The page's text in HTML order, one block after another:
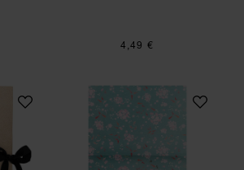
4,49 €
Jardin Japonais Fenster- und
Paper Patch